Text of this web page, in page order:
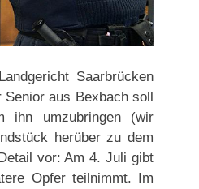
Saarbrücken
Senior aus Bexbach soll
ihn umzubringen (wir
herüber zu dem
vor: Am 4. Juli gibt
Opfer teilnimmt. Im